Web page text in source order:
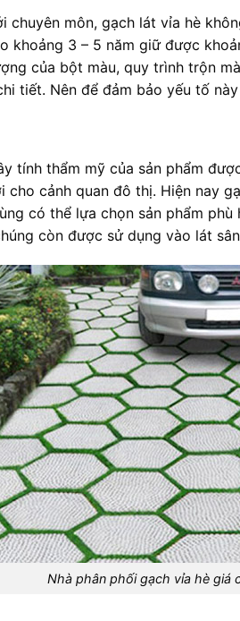
chuyên môn, gạch lát vỉa hè
khoảng 3 – 5 năm giữ được
của bột màu, quy trình trộn
tiết. Nên để đảm bảo yếu tố
tính thẩm mỹ của sản phẩm
cho cảnh quan đô thị. Hiện nay
có thể lựa chọn sản phẩm
còn được sử dụng vào lát
Nhà phân phối gạch vỉa hè giá